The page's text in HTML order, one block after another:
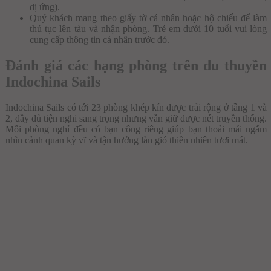
dị ứng).
Quý khách mang theo giấy tờ cá nhân hoặc hộ chiếu để làm
thủ tục lên tàu và nhận phòng. Trẻ em dưới 10 tuổi vui lòng
cung cấp thông tin cá nhân trước đó.
Đánh giá các hạng phòng trên du thuyền
Indochina Sails
Indochina Sails có tới 23 phòng khép kín được trải rộng ở tầng 1 và
2, đầy đủ tiện nghi sang trọng nhưng vẫn giữ được nét truyền thống.
Mỗi phòng nghỉ đều có bạn công riêng giúp bạn thoải mái ngắm
nhìn cảnh quan kỳ vĩ và tận hưởng làn gió thiên nhiên tươi mát.